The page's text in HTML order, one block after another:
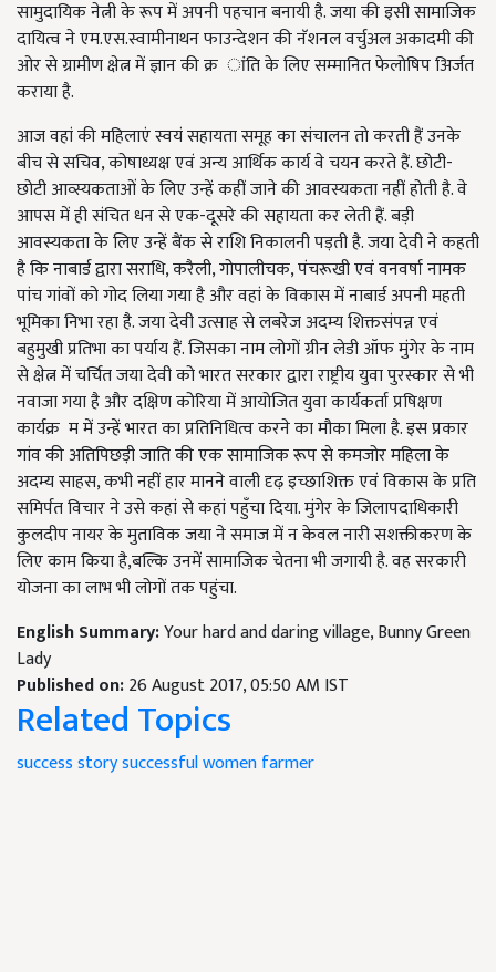
सामुदायिक नेत्नी के रूप में अपनी पहचान बनायी है. जया की इसी सामाजिक
दायित्व ने एम.एस.स्वामीनाथन फाउन्देशन की नॅशनल वर्चुअल अकादमी की
ओर से ग्रामीण क्षेत्न में ज्ञान की क्र ांति के लिए सम्मानित फेलोषिप अिर्जत
कराया है.
आज वहां की महिलाएं स्वयं सहायता समूह का संचालन तो करती हैं उनके
बीच से सचिव, कोषाध्यक्ष एवं अन्य आर्थिक कार्य वे चयन करते हैं. छोटी-
छोटी आव्स्यकताओं के लिए उन्हें कहीं जाने की आवस्यकता नहीं होती है. वे
आपस में ही संचित धन से एक-दूसरे की सहायता कर लेती हैं. बड़ी
आवस्यकता के लिए उन्हें बैंक से राशि निकालनी पड़ती है. जया देवी ने कहती
है कि नाबार्ड द्वारा सराधि, करैली, गोपालीचक, पंचरूखी एवं वनवर्षा नामक
पांच गांवों को गोद लिया गया है और वहां के विकास में नाबार्ड अपनी महती
भूमिका निभा रहा है. जया देवी उत्साह से लबरेज अदम्य शिक्तसंपन्न एवं
बहुमुखी प्रतिभा का पर्याय हैं. जिसका नाम लोगों ग्रीन लेडी ऑफ मुंगेर के नाम
से क्षेत्न में चर्चित जया देवी को भारत सरकार द्वारा राष्ट्रीय युवा पुरस्कार से भी
नवाजा गया है और दक्षिण कोरिया में आयोजित युवा कार्यकर्ता प्रषिक्षण
कार्यक्र म में उन्हें भारत का प्रतिनिधित्व करने का मौका मिला है. इस प्रकार
गांव की अतिपिछड़ी जाति की एक सामाजिक रूप से कमजोर महिला के
अदम्य साहस, कभी नहीं हार मानने वाली दृढ़ इच्छाशिक्त एवं विकास के प्रति
समिर्पत विचार ने उसे कहां से कहां पहुँचा दिया. मुंगेर के जिलापदाधिकारी
कुलदीप नायर के मुताविक जया ने समाज में न केवल नारी सशक्तीकरण के
लिए काम किया है,बल्कि उनमें सामाजिक चेतना भी जगायी है. वह सरकारी
योजना का लाभ भी लोगों तक पहुंचा.
English Summary:Your hard and daring village, Bunny Green
Lady
Published on:26 August 2017, 05:50 AM IST
Related Topics
success storysuccessful women farmer